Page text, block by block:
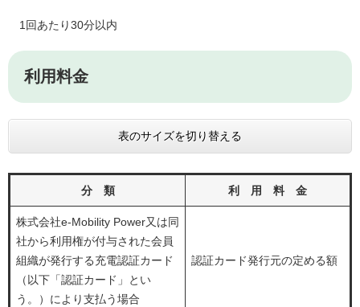
1回あたり30分以内
利用料金
表のサイズを切り替える
分 類 利 用 料 金
株式会社e-Mobility Power又は同
社から利用権が付与された会員
組織が発行する充電認証カード
（以下「認証カード」とい
う。）により支払う場合
認証カード発行元の定める額